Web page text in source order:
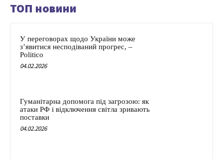
ТОП новини
У переговорах щодо України може
з’явитися несподіваний прогрес, –
Politico
04.02.2026
Гуманітарна допомога під загрозою: як
атаки РФ і відключення світла зривають
поставки
04.02.2026